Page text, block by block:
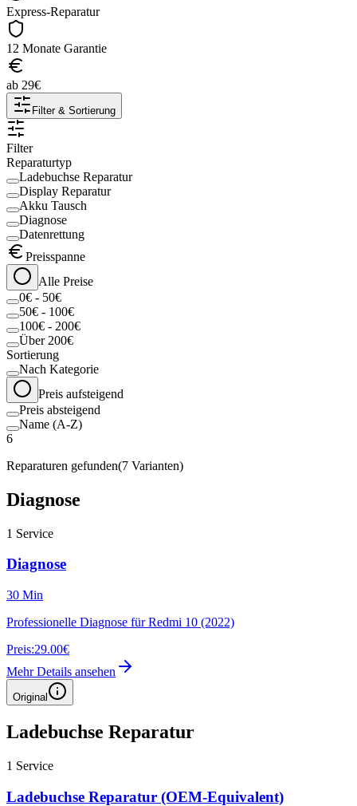
Express-Reparatur
12 Monate Garantie
ab 29€
Filter & Sortierung
Filter
Reparaturtyp
Ladebuchse Reparatur
Display Reparatur
Akku Tausch
Diagnose
Datenrettung
Preisspanne
Alle Preise
0€ - 50€
50€ - 100€
100€ - 200€
Über 200€
Sortierung
Nach Kategorie
Preis aufsteigend
Preis absteigend
Name (A-Z)
6
Reparaturen gefunden(7 Varianten)
Diagnose
1 Service
Diagnose
30 Min
Professionelle Diagnose für Redmi 10 (2022)
Preis:29.00€
Mehr Details ansehen
Original
Ladebuchse Reparatur
1 Service
Ladebuchse Reparatur (OEM-Equivalent)